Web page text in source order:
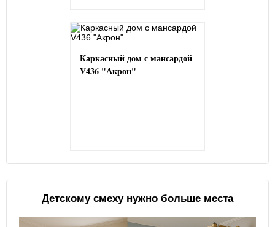
Каркасный дом с мансардой
V436 "Акрон"
Детскому смеху нужно больше места